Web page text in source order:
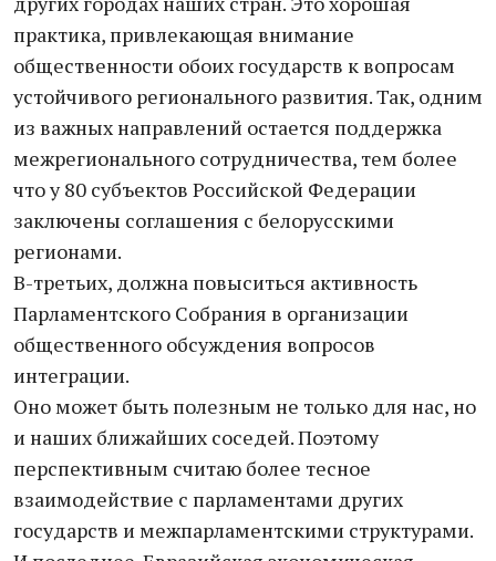
практика, привлекающая внимание
общественности обоих государств к вопросам
устойчивого регионального развития. Так, одним
из важных направлений остается поддержка
межрегионального сотрудничества, тем более
что у 80 субъектов Российской Федерации
заключены соглашения с белорусскими
регионами.
В-третьих, должна повыситься активность
Парламентского Собрания в организации
общественного обсуждения вопросов
интеграции.
Оно может быть полезным не только для нас, но
и наших ближайших соседей. Поэтому
перспективным считаю более тесное
взаимодействие с парламентами других
государств и межпарламентскими структурами.